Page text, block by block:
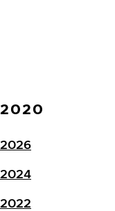
2020
2026
2024
2022